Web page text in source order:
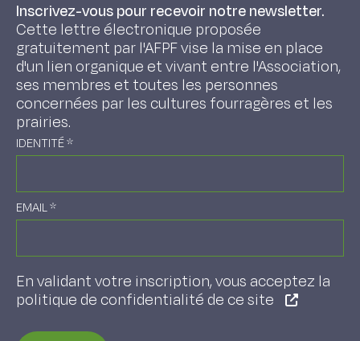
Inscrivez-vous pour recevoir notre newsletter.
Cette lettre électronique proposée
gratuitement par l'AFPF vise la mise en place
d'un lien organique et vivant entre l'Association,
ses membres et toutes les personnes
concernées par les cultures fourragères et les
prairies.
IDENTITÉ*
EMAIL*
En validant votre inscription, vous acceptez la
politique de confidentialité de ce site